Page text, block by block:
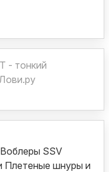
- тонкий
SSV
Плетеные шнуры и